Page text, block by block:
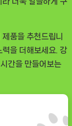
품을 추천드립니
을 더해보세요. 강
간을 만들어보는